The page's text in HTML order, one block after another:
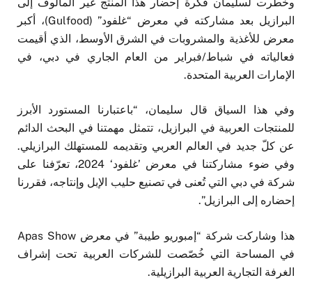
البرازيل بعد مشاركته في معرض “غلفود” (Gulfood)، أكبر
معرض للأغذية والمشروبات في الشرق الأوسط، الذي أقيمت
فعالياته في شباط/فبراير من العام الجاري في دبي، في
الإمارات العربية المتحدة.
وفي هذا السياق قال سليمان، “باعتبارنا المستورد الأبرز
للمنتجات العربية في البرازيل، تتمثل مهمتنا في البحث الدائم
عن كلّ جديد في العالم العربي وتقديمه للمستهلك البرازيلي.
وفي ضوء مشاركتنا في معرض ’غلفود‘ 2024، تعرّفنا على
شركة في دبي التي تُعنى في تصنيع حليب الإبل وإنتاجه، فقررنا
إحضاره إلى البرازيل”.
هذا وشاركت شركة “إمبوريو طيبة” في معرض Apas Show
في المساحة التي خُصّصت للشركات العربية تحت إشراف
الغرفة التجارية العربية البرازيلية.